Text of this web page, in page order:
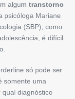
algum transtorno
psicóloga Mariane
(SBP), como
é difícil
só pode ser
somente uma
qual diagnóstico